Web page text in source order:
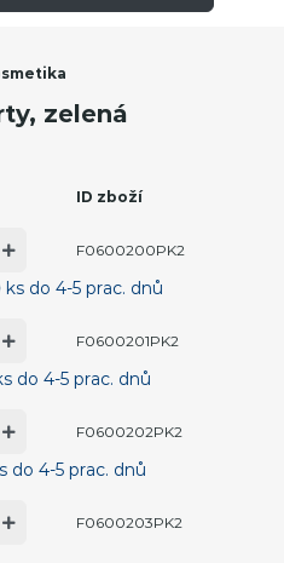
zelená
ID zboží
ks do 4-5 prac. dnů
F0600200PK2
do 4-5 prac. dnů
F0600201PK2
do 4-5 prac. dnů
F0600202PK2
F0600203PK2